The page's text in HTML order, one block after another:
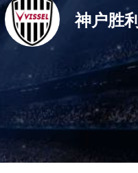
NBL
WCBA
西甲
世界
欧冠
神户胜